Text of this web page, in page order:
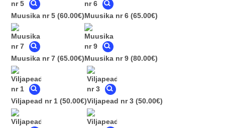
Muusika nr 5 (60.00€)Muusika nr 6 (65.00€)
Muusika nr 7 (65.00€)Muusika nr 9 (80.00€)
Viljapead nr 1 (50.00€)Viljapead nr 3 (50.00€)